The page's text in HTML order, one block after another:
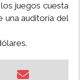
juegos cuesta
una auditoría del